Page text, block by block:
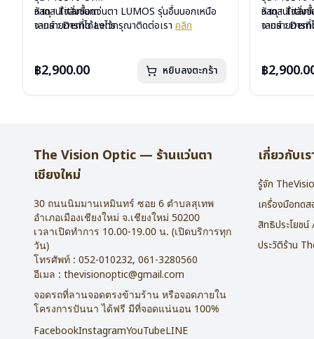
วัสดุ : Titanium
เลนส์ : Demo Lens
อุปกรณ์ : กล่องแว่น , ผ้าเช็ดแว่น
หากสนใจสั่งชื้อแว่นตา LUMOS รุ่นอื่นนอกเหนือ
จากรายการที่ได้ลงไว้กรุณาติดต่อเรา คลิก
฿2,900.00 หยิบลงตะกร้า
วัสดุ :
เลนส์ :
อุปกรณ์ : กล่
หากสนใจสั่ง
จากรายการ
฿
The Vision Optic — ร้านแว่นตา
เชียงใหม่
30 ถนนนิมมานเหมินทร์ ซอย 6 ตำบลสุเทพ
อำเภอเมืองเชียงใหม่ จ.เชียงใหม่ 50200
เวลาเปิดทำการ 10.00-19.00 น. (เปิดบริการทุก
วัน)
โทรศัพท์ : 052-010232, 061-3280560
อีเมล : thevisionoptic@gmail.com
จอดรถที่ลานจอดตรงข้ามร้าน หรือจอดภายใน
โครงการปันนา ได้ฟรี มีที่จอดแน่นอน 100%
FacebookInstagramYouTubeLINE
เกี่ยวกับเร
รู้จัก
เครื่องมือทดส
สิทธิประโยชน์
ประวัติร้าน